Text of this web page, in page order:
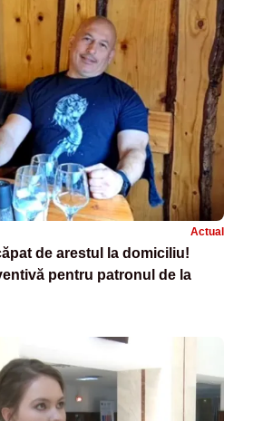
Actual
de arestul la domiciliu!
pentru patronul de la